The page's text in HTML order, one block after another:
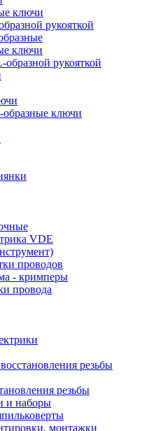
ключи
рукояткой
ключи
рукояткой
ключи
VDE
проводов
- кримперы
провода
резьбы
резьбы
и наборы
монтажки